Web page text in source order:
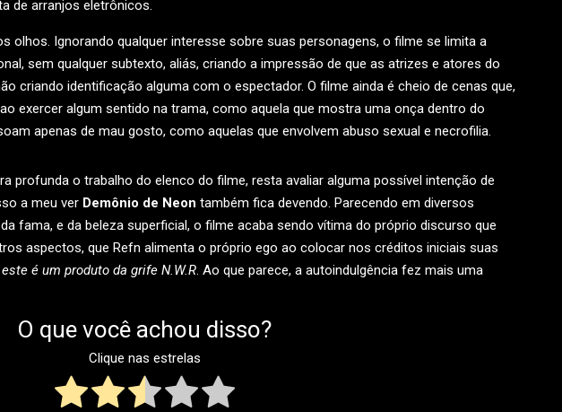
de arranjos eletrônicos.
olhos. Ignorando qualquer interesse sobre suas personagens, o filme se limita a
sem qualquer subtexto, aliás, criando a impressão de que as atrizes e atores do
criando identificação alguma com o espectador. O filme ainda é cheio de cenas que,
exercer algum sentido na trama, como aquela que mostra uma onça dentro do
apenas de mau gosto, como aquelas que envolvem abuso sexual e necrofilia.
profunda o trabalho do elenco do filme, resta avaliar alguma possível intenção de
a meu ver Demônio de Neon também fica devendo. Parecendo em diversos
fama, e da beleza superficial, o filme acaba sendo vítima do próprio discurso que
aspectos, que Refn alimenta o próprio ego ao colocar nos créditos iniciais suas
este é um produto da grife N.W.R. Ao que parece, a autoindulgência fez mais uma
O que você achou disso?
Clique nas estrelas